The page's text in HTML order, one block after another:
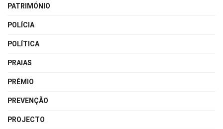
PATRIMÓNIO
POLÍCIA
POLÍTICA
PRAIAS
PRÉMIO
PREVENÇÃO
PROJECTO